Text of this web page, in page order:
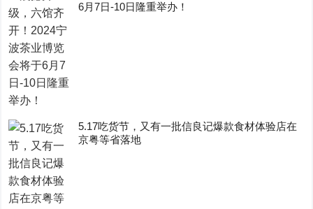
6月7日-10日隆重举办！
5.17吃货节，又有一批信良记爆款食材体验店在
京粤等省落地